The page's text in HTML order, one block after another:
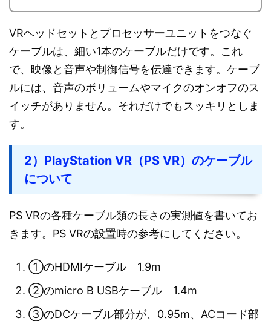
VRヘッドセットとプロセッサーユニットをつなぐ
ケーブルは、細い1本のケーブルだけです。これ
で、映像と音声や制御信号を伝達できます。ケーブ
ルには、音声のボリュームやマイクのオンオフのス
イッチがありません。それだけでもスッキリとしま
す。
2）PlayStation VR（PS VR）のケーブル
について
PS VRの各種ケーブル類の長さの実測値を書いてお
きます。PS VRの設置時の参考にしてください。
①のHDMIケーブル 1.9m
②のmicro B USBケーブル 1.4m
③のDCケーブル部分が、0.95m、ACコード部